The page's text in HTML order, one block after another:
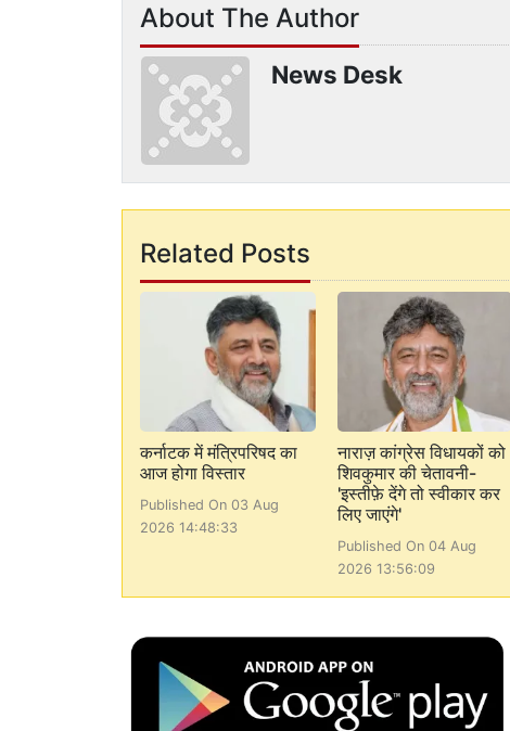
About The Author
News Desk
Related Posts
कर्नाटक में मंत्रिपरिषद का
आज होगा विस्तार
Published On 03 Aug
2026 14:48:33
नाराज़ कांग्रेस विधायकों को
शिवकुमार की चेतावनी-
'इस्तीफ़े देंगे तो स्वीकार कर
लिए जाएंगे'
Published On 04 Aug
2026 13:56:09